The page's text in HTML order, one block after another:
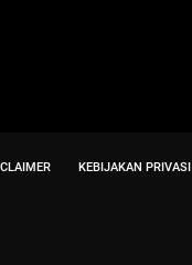
KEBIJAKAN PRIVASI